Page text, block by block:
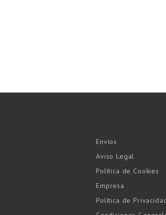
Envíos
Aviso Legal
Política de Cookies
Empresa
Política de